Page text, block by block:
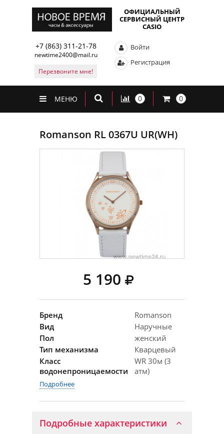
ОФИЦИАЛЬНЫЙ
СЕРВИСНЫЙ ЦЕНТР
CASIO
+7 (863) 311-21-78
newtime2400@mail.ru
Перезвоните мне!
Войти
Регистрация
МЕНЮ 0 0
Romanson RL 0367U UR(WH)
5 190
Бренд
Romanson
Вид
Наручные
Пол
женский
Тип механизма
Кварцевый
Класс
водонепроницаемости
WR 30м (3
атм)
Подробнее
Подробные характеристики